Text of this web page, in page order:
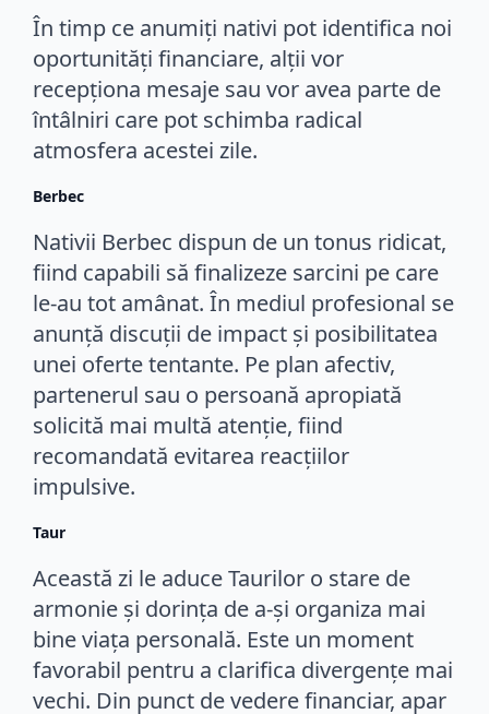
În timp ce anumiți nativi pot identifica noi
oportunități financiare, alții vor
recepționa mesaje sau vor avea parte de
întâlniri care pot schimba radical
atmosfera acestei zile.
Berbec
Nativii Berbec dispun de un tonus ridicat,
fiind capabili să finalizeze sarcini pe care
le-au tot amânat. În mediul profesional se
anunță discuții de impact și posibilitatea
unei oferte tentante. Pe plan afectiv,
partenerul sau o persoană apropiată
solicită mai multă atenție, fiind
recomandată evitarea reacțiilor
impulsive.
Taur
Această zi le aduce Taurilor o stare de
armonie și dorința de a-și organiza mai
bine viața personală. Este un moment
favorabil pentru a clarifica divergențe mai
vechi. Din punct de vedere financiar, apar